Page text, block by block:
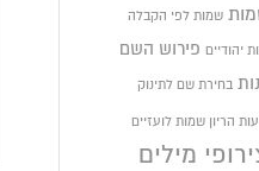
שמות לפי הקבלה
יהודיים פירוש השם
בחירת שם לתינוק
הריון שמות לועזיים
מילים